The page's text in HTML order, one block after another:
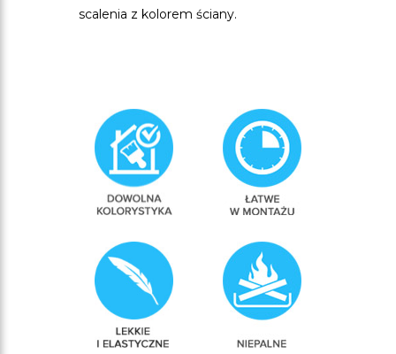
scalenia z kolorem ściany.